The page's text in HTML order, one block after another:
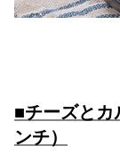
■チーズとカ
ンチ）